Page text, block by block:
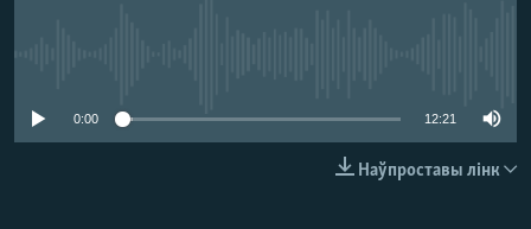
0:00 12:21
Наўпроставы лінк